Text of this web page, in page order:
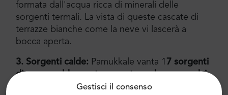
Gestisci il consenso
formata dall'acqua ricca di minerali delle
sorgenti termali. La vista di queste cascate di
terrazze bianche come la neve vi lascerà a
bocca aperta.
3. Sorgenti calde: Pamukkale vanta 1 7 sorgenti
di acqua calda con temperature che vanno dai
35 ai 100 gradi Celsius . Provate il calore